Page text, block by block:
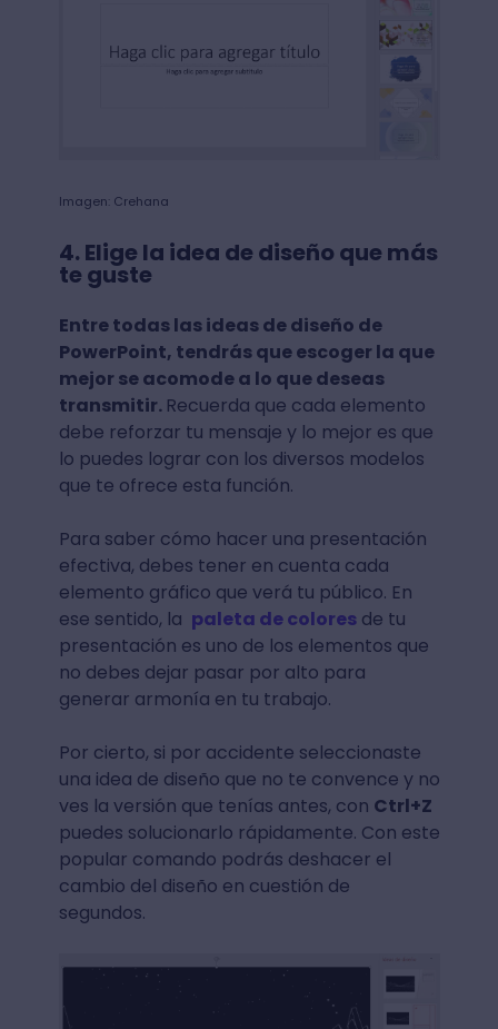
Imagen: Crehana
4. Elige la idea de diseño que más
te guste
Entre todas las ideas de diseño de
PowerPoint, tendrás que escoger la que
mejor se acomode a lo que deseas
transmitir. Recuerda que cada elemento
debe reforzar tu mensaje y lo mejor es que
lo puedes lograr con los diversos modelos
que te ofrece esta función.
Para saber cómo hacer una presentación
efectiva, debes tener en cuenta cada
elemento gráfico que verá tu público. En
ese sentido, la paleta de coloresde tu
presentación es uno de los elementos que
no debes dejar pasar por alto para
generar armonía en tu trabajo.
Por cierto, si por accidente seleccionaste
una idea de diseño que no te convence y no
ves la versión que tenías antes, con Ctrl+Z
puedes solucionarlo rápidamente. Con este
popular comando podrás deshacer el
cambio del diseño en cuestión de
segundos.